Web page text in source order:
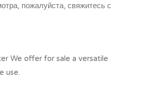
пожалуйста, свяжитесь с
We offer for sale a versatile
use.